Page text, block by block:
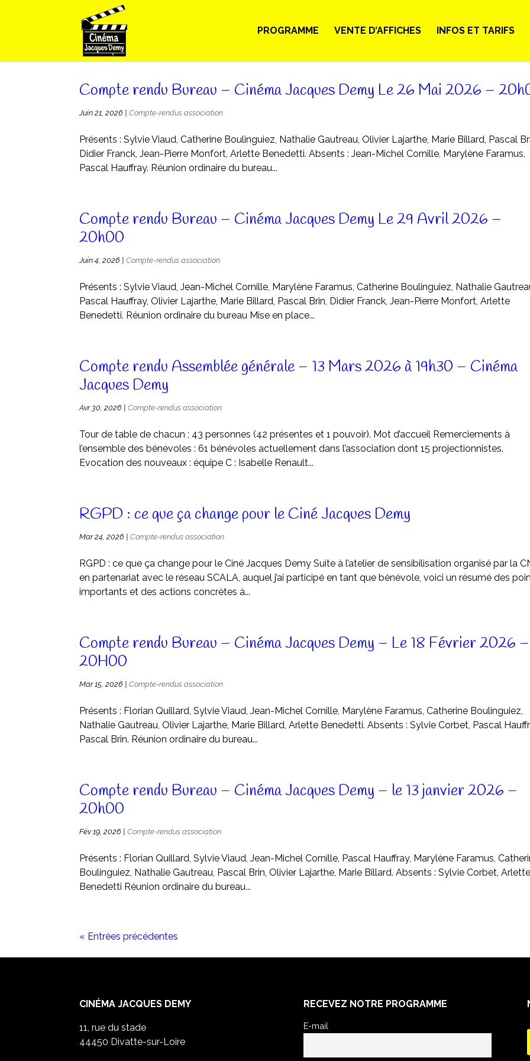
PROGRAMME VENTE D’AFFICHES INFOS ET TARIFS
Compte rendu Bureau – Cinéma Jacques Demy Le 26 Mai 2026 –
Juin 21, 2026 |Compte-rendus association
Présents : Sylvie Viaud, Catherine Boulinguiez, Nathalie Gautreau, Olivier Lajarthe, Marie Billard, Pascal
Didier Franck, Jean-Pierre Monfort, Arlette Benedetti. Absents : Jean-Michel Cornille, Marylène Faramus,
Pascal Hauffray. Réunion ordinaire du bureau...
Compte rendu Bureau – Cinéma Jacques Demy Le 29 Avril 2026 –
20h00
Juin 4, 2026 |Compte-rendus association
Présents : Sylvie Viaud, Jean-Michel Cornille, Marylène Faramus, Catherine Boulinguiez, Nathalie
Pascal Hauffray, Olivier Lajarthe, Marie Billard, Pascal Brin, Didier Franck, Jean-Pierre Monfort, Arlette
Benedetti. Réunion ordinaire du bureau Mise en place...
Compte rendu Assemblée générale – 13 Mars 2026 à 19h30 – Cinéma
Jacques Demy
Avr 30, 2026 |Compte-rendus association
Tour de table de chacun ; 43 personnes (42 présentes et 1 pouvoir). Mot d’accueil Remerciements à
l’ensemble des bénévoles : 61 bénévoles actuellement dans l’association dont 15 projectionnistes.
Evocation des nouveaux : équipe C : Isabelle Renault...
RGPD : ce que ça change pour le Ciné Jacques Demy
Mar 24, 2026 |Compte-rendus association
RGPD : ce que ça change pour le Ciné Jacques Demy Suite à l’atelier de sensibilisation organisé par la
en partenariat avec le réseau SCALA, auquel j’ai participé en tant que bénévole, voici un résumé des
importants et des actions concrètes à...
Compte rendu Bureau – Cinéma Jacques Demy – Le 18 Février 2026 –
20H00
Mar 15, 2026 |Compte-rendus association
Présents : Florian Quillard, Sylvie Viaud, Jean-Michel Cornille, Marylène Faramus, Catherine Boulinguiez,
Nathalie Gautreau, Olivier Lajarthe, Marie Billard, Arlette Benedetti. Absents : Sylvie Corbet, Pascal
Pascal Brin. Réunion ordinaire du bureau...
Compte rendu Bureau – Cinéma Jacques Demy – le 13 janvier 2026 –
20h00
Fév 19, 2026 |Compte-rendus association
Présents : Florian Quillard, Sylvie Viaud, Jean-Michel Cornille, Pascal Hauffray, Marylène Faramus,
Boulinguiez, Nathalie Gautreau, Pascal Brin, Olivier Lajarthe, Marie Billard. Absents : Sylvie Corbet,
Benedetti Réunion ordinaire du bureau...
« Entrées précédentes
CINÉMA JACQUES DEMY
11, rue du stade
44450 Divatte-sur-Loire
RECEVEZ NOTRE PROGRAMME
E-mail